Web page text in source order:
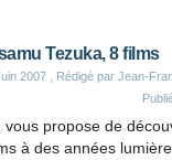
Tezuka, 8 films
2007 , Rédigé par Jean-
vous propose de
à des années